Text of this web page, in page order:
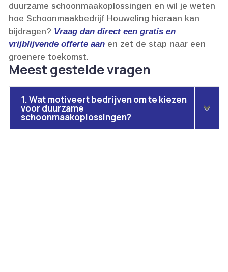
duurzame schoonmaakoplossingen en wil je weten
hoe Schoonmaakbedrijf Houweling hieraan kan
bijdragen? Vraag dan direct een gratis en
vrijblijvende offerte aan en zet de stap naar een
groenere toekomst.​
Meest gestelde vragen
1. Wat motiveert bedrijven om te kiezen
voor duurzame
schoonmaakoplossingen?